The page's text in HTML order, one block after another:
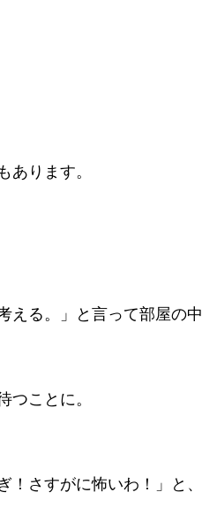
あります。
える。」と言って部屋の中
つことに。
さすがに怖いわ！」と、